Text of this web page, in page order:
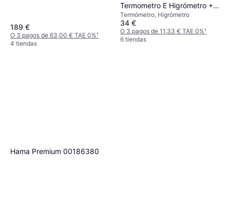
189 €
O 3 pagos de 63,00 € TAE 0%¹
4 tiendas
Termometro E Higrómetro +3
Sensores
Termómetro, Higrómetro
34 €
O 3 pagos de 11,33 € TAE 0%¹
6 tiendas
Hama Premium 00186380